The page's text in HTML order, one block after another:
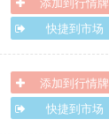
快捷到市场
添加到行情牌
快捷到市场